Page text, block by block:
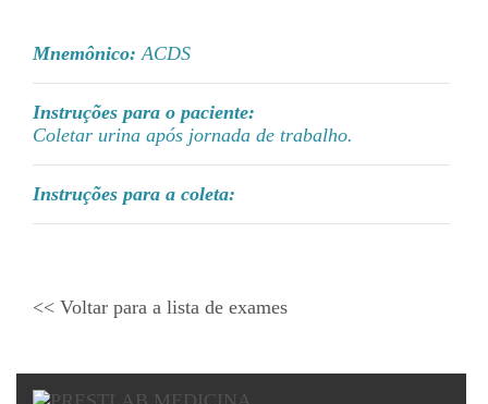
Mnemônico: ACDS
Instruções para o paciente:
Coletar urina após jornada de trabalho.
Instruções para a coleta:
<< Voltar para a lista de exames